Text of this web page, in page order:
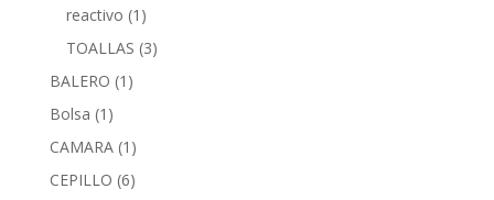
reactivo (1)
TOALLAS (3)
BALERO (1)
Bolsa (1)
CAMARA (1)
CEPILLO (6)